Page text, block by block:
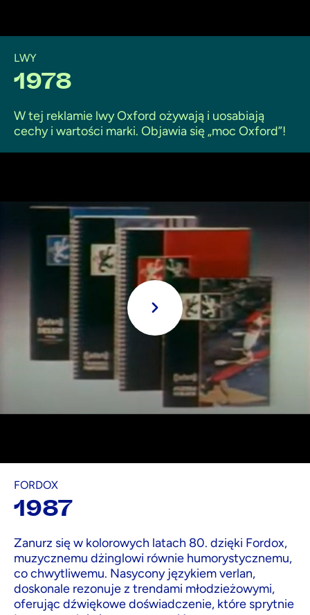
LWY
1978
W tej reklamie lwy Oxford ożywają i uosabiają
cechy i wartości marki. Objawia się „moc Oxford”!
Grać
FORDOX
1987
Zanurz się w kolorowych latach 80. dzięki Fordox,
muzycznemu dżinglowi równie humorystycznemu,
co chwytliwemu. Nasycony językiem verlan,
doskonale rezonuje z trendami młodzieżowymi,
oferując dźwiękowe doświadczenie, które sprytnie